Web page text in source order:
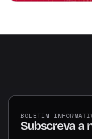
BOLETIM
Subscreva a